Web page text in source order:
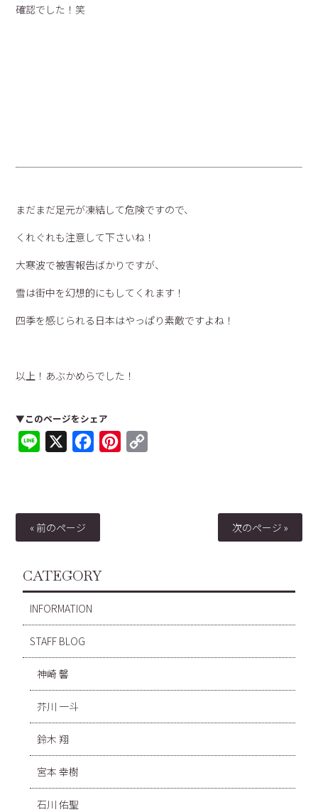
確認でした！笑
まだまだ足元が凍結して危険ですので、
くれぐれも注意して下さいね！
大寒波で被害報告ばかりですが、
雪は街中を幻想的にもしてくれます！
四季を感じられる日本はやっぱり素敵ですよね！
以上！あぶかめらでした！
▼このページをシェア
Line FacebookPinterest
« 前のページ 次のページ »
CATEGORY
INFORMATION
STAFF BLOG
神崎 馨
芥川 一斗
鈴木 翔
宮本 幸樹
石川 佑聖